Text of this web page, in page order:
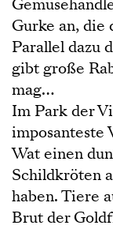
Gurke an, die
Parallel dazu
gibt große
mag…
Im Park der
imposanteste
Wat einen
Schildkröten
haben. Tiere
Brut der